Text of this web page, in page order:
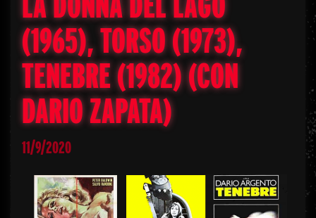
(1965), TORSO (1973),
TENEBRE (1982) (CON
DARIO ZAPATA)
11/9/2020